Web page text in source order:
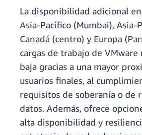
La disponibilidad adicional
Asia-Pacífico (Mumbai), Asia-
Canadá (centro) y Europa
cargas de trabajo de VMware
baja gracias a una mayor
usuarios finales, al
requisitos de soberanía o de
datos. Además, ofrece
alta disponibilidad y